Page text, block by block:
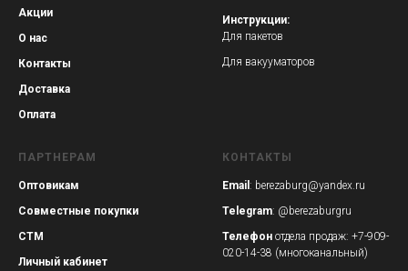
Акции
О нас
Контакты
Доставка
Оплата
Инструкции:
Для пакетов
Для вакууматоров
ПАРТНЕРАМ
Оптовикам
Совместные покупки
СТМ
Личный кабинет
КОНТАКТЫ
Email : berezaburg@yandex.ru
Telegram: @berezaburgru
Телефон отдела продаж: +7-909-
020-14-38 (многоканальный)